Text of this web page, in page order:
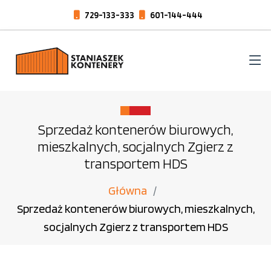
729-133-333 601-144-444
Sprzedaż kontenerów biurowych,
mieszkalnych, socjalnych Zgierz z
transportem HDS
Główna
Sprzedaż kontenerów biurowych, mieszkalnych,
socjalnych Zgierz z transportem HDS